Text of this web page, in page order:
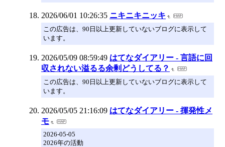
2026/06/01 10:26:35 ニキニキニッキ
この広告は、90日以上更新していないブログに表示して
います。
2026/05/09 08:59:49 はてなダイアリー - 言語に回
収されない溢るる余剰どうしてる？
この広告は、90日以上更新していないブログに表示して
います。
2026/05/05 21:16:09 はてなダイアリー - 揮発性メ
モ
2026-05-05
2026年の活動